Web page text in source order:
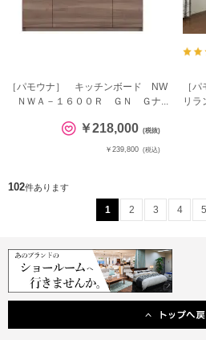
［パモウナ］ キッチンボード NW
ＮＷＡ－１６００Ｒ ＧＮ Ｇナ...
￥218,000 (税抜)
￥239,800 (税込)
［
リ
102件あります
1 2 3 4 5